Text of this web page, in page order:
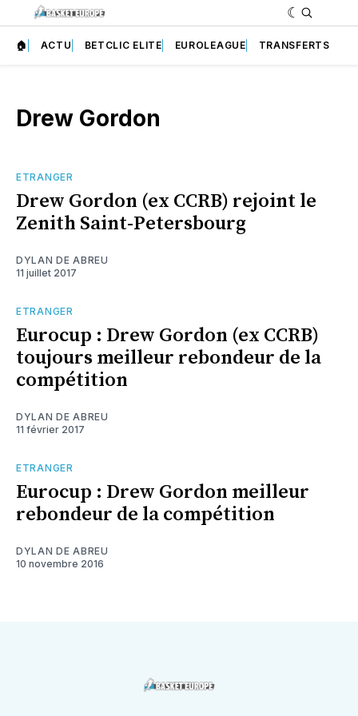
🏠 ACTU BETCLIC ELITE EUROLEAGUE TRANSFERTS
Drew Gordon
ETRANGER
Drew Gordon (ex CCRB) rejoint le
Zenith Saint-Petersbourg
DYLAN DE ABREU
11 juillet 2017
ETRANGER
Eurocup : Drew Gordon (ex CCRB)
toujours meilleur rebondeur de la
compétition
DYLAN DE ABREU
11 février 2017
ETRANGER
Eurocup : Drew Gordon meilleur
rebondeur de la compétition
DYLAN DE ABREU
10 novembre 2016